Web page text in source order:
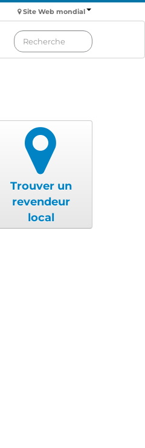
Site Web mondial
Trouver un
revendeur
local